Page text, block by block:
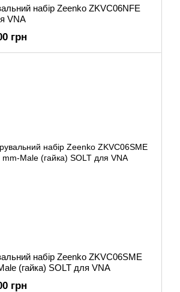
набір Zeenko ZKVC06NFE
VNA
грн
набір Zeenko ZKVC06SME
(гайка) SOLT для VNA
грн